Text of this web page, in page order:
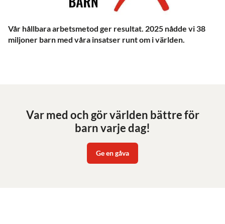
Vår hållbara arbetsmetod ger resultat. 2025 nådde vi 38
miljoner barn med våra insatser runt om i världen.
Var med och gör världen bättre för
barn varje dag!
Ge en gåva